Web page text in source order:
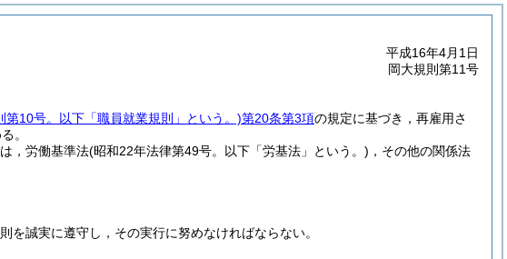
平成16年4月1日
岡大規則第11号
第10号。以下「職員就業規則」という。)第20条第3項の規定に基づき，再雇用さ
。
，労働基準法(昭和22年法律第49号。以下「労基法」という。) ，その他の関係法
誠実に遵守し，その実行に努めなければならない。